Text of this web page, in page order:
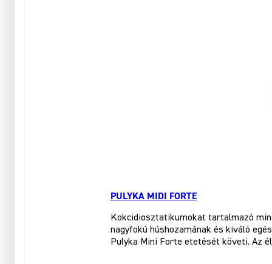
PULYKA MIDI FORTE
Kokcidiosztatikumokat tartalmazó
nagyfokú húshozamának és kiváló
Pulyka Mini Forte etetését követi. Az